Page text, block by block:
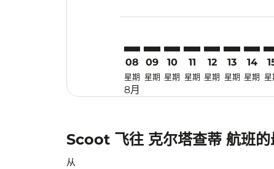
08
星期
8月
09
星期
10
星期
11
星期
12
星期
13
星期
14
星期 星
Scoot 飞往 克尔塔查蒂 航班的
从